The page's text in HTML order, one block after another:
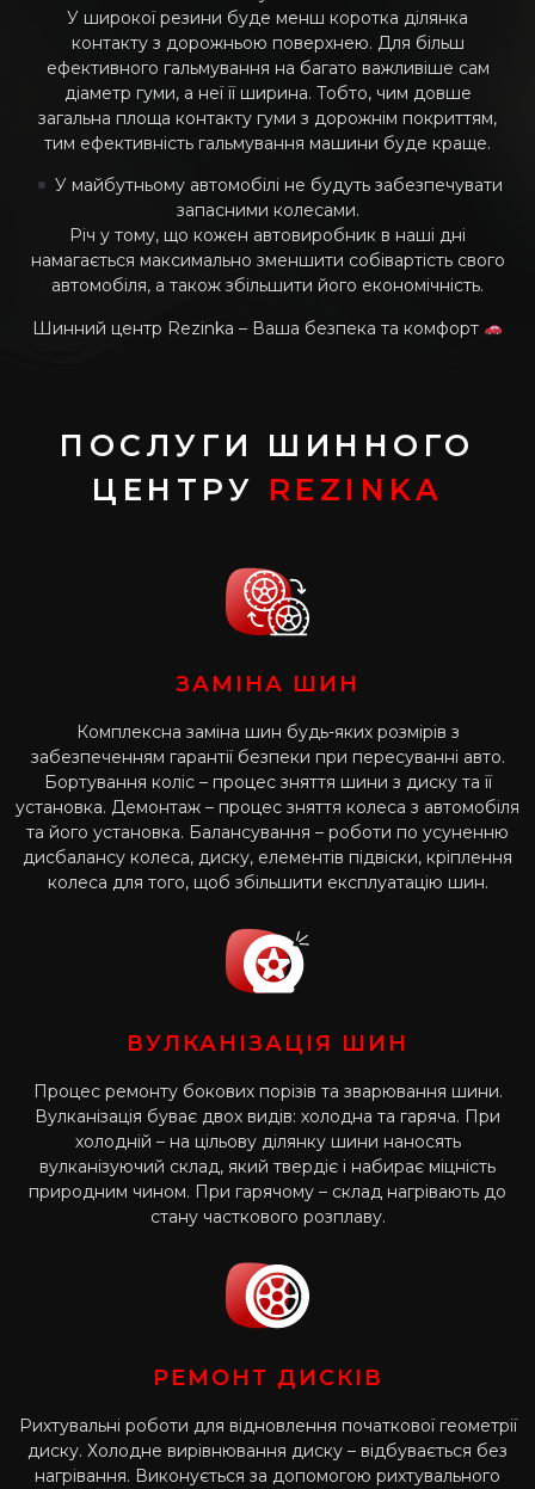
У широкої резини буде менш коротка ділянка
контакту з дорожньою поверхнею. Для більш
ефективного гальмування на багато важливіше сам
діаметр гуми, а неї її ширина. Тобто, чим довше
загальна площа контакту гуми з дорожнім покриттям,
тим ефективність гальмування машини буде краще.
У майбутньому автомобілі не будуть забезпечувати
запасними колесами.
Річ у тому, що кожен автовиробник в наші дні
намагається максимально зменшити собівартість свого
автомобіля, а також збільшити його економічність.
Шинний центр Rezinka – Ваша безпека та комфорт
ПОСЛУГИ ШИННОГО
ЦЕНТРУ REZINKA
ЗАМІНА ШИН
Комплексна заміна шин будь-яких розмірів з
забезпеченням гарантії безпеки при пересуванні авто.
Бортування коліс – процес зняття шини з диску та її
установка. Демонтаж – процес зняття колеса з автомобіля
та його установка. Балансування – роботи по усуненню
дисбалансу колеса, диску, елементів підвіски, кріплення
колеса для того, щоб збільшити експлуатацію шин.
ВУЛКАНІЗАЦІЯ ШИН
Процес ремонту бокових порізів та зварювання шини.
Вулканізація буває двох видів: холодна та гаряча. При
холодній – на цільову ділянку шини наносять
вулканізуючий склад, який твердіє і набирає міцність
природним чином. При гарячому – склад нагрівають до
стану часткового розплаву.
РЕМОНТ ДИСКІВ
Рихтувальні роботи для відновлення початкової геометрії
диску. Холодне вирівнювання диску – відбувається без
нагрівання. Виконується за допомогою рихтувального